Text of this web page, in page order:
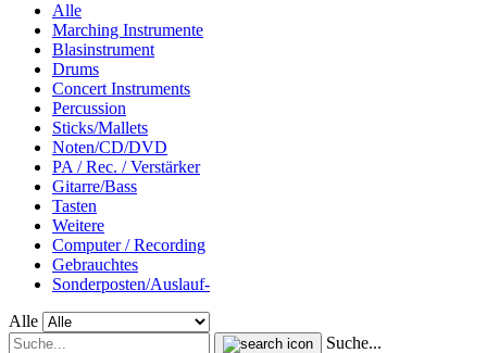
Alle
Marching Instrumente
Blasinstrument
Drums
Concert Instruments
Percussion
Sticks/Mallets
Noten/CD/DVD
PA / Rec. / Verstärker
Gitarre/Bass
Tasten
Weitere
Computer / Recording
Gebrauchtes
Sonderposten/Auslauf-
Alle
Suche...